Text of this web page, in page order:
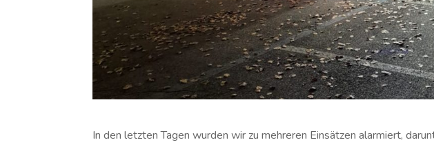
In den letzten Tagen wurden wir zu mehreren Einsätzen alarmiert,